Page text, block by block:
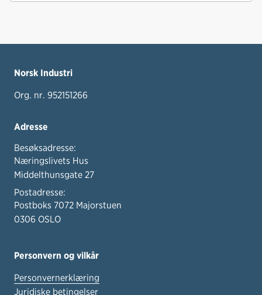
Norsk Industri
Org. nr. 952151266
Adresse
Besøksadresse:
Næringslivets Hus
Middelthunsgate 27
Postadresse:
Postboks 7072 Majorstuen
0306 OSLO
Personvern og vilkår
Personvernerklæring
Juridiske betingelser